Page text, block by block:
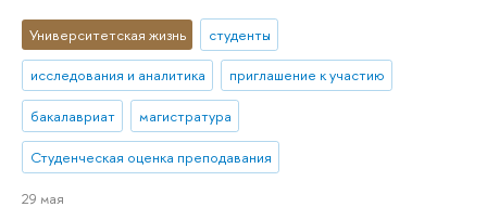
Университетская жизнь студенты
исследования и аналитика приглашение к участию
бакалавриат магистратура
Студенческая оценка преподавания
29 мая